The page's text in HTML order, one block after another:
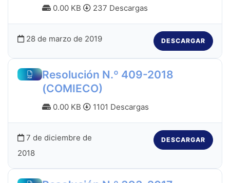
0.00 KB 237 Descargas
28 de marzo de 2019 DESCARGAR
Resolución N.º 409-2018
(COMIECO)
0.00 KB 1101 Descargas
7 de diciembre de
2018
DESCARGAR